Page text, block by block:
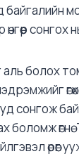
байгалийн
сонгох
аль болох
сонгож
боломж өгнө.
өрөөг